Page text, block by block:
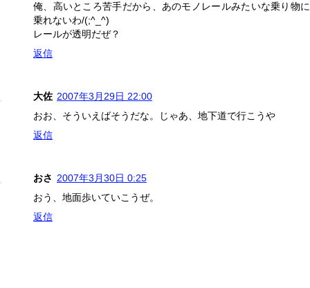
俺、高いところ苦手だから、あのモノレールみたいな乗り物に
乗れないわ/(;^_^)
レールが透明だぜ？
返信
大佐 2007年3月29日 22:00
おお、そういえばそうだな。じゃあ、地下道で行こうや
返信
おさ 2007年3月30日 0:25
おう、地面歩いていこうぜ。
返信